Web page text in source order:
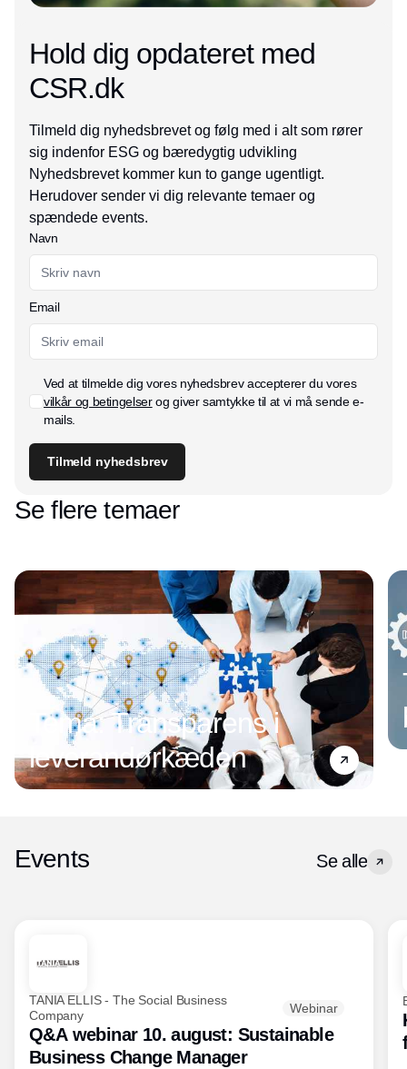
Hold dig opdateret med
CSR.dk
Tilmeld dig nyhedsbrevet og følg med i alt som rører
sig indenfor ESG og bæredygtig udvikling
Nyhedsbrevet kommer kun to gange ugentligt.
Herudover sender vi dig relevante temaer og
spændede events.
Navn
Email
Ved at tilmelde dig vores nyhedsbrev accepterer du vores
vilkår og betingelserog giver samtykke til at vi må sende e-
mails.
Tilmeld nyhedsbrev
Se flere temaer
Tema: Transparens i
leverandørkæden
Events Se alle
TANIA ELLIS - The Social Business
Company
Webinar
Q&A webinar 10. august: Sustainable
Business Change Manager